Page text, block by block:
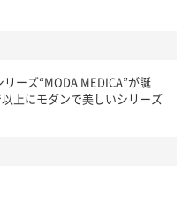
ーズ“MODA MEDICA”が誕
上にモダンで美しいシリーズ